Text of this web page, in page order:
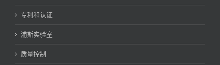
专利和认证
浦斯实验室
质量控制